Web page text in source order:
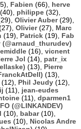
Fabien (66), herve
(40), philippe (32),
Olivier Auber(29),
Olivier(27), Marc
(19), Patrick (19), Fab
(16), vicnent
Jol (14), patr_ix
(13), Pierre
(13),
(12), Phil Jeudy (12),
(11), jean-eudes
(11), dparmen1
(@LINKANDEV)
(10), babar(10),
(10), Nicolas Andre